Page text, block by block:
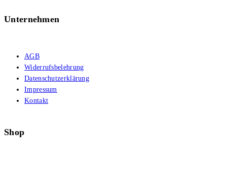
Unternehmen
AGB
Widerrufsbelehrung
Datenschutzerklärung
Impressum
Kontakt
Shop